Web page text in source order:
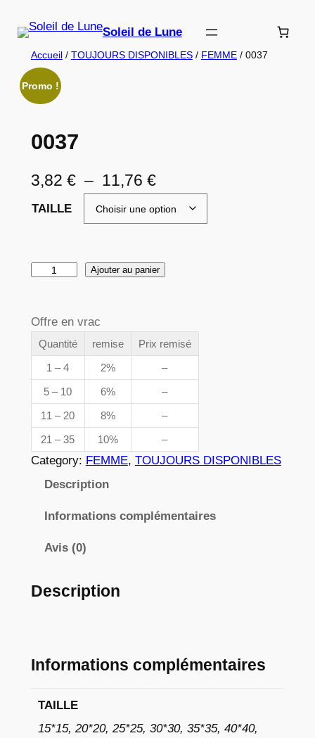
contenu
Soleil de Lune
Accueil/ TOUJOURS DISPONIBLES/ FEMME/ 0037
Promo !
0037
3,82 € – 11,76 €P
l
a
e
e
p
r
i
x
,
1
,
TAILLE
n
t
0
Ajouter au panier
Offre en vrac
Quantité remise
Prix remisé
1 – 4
2%
–
5 – 10
6%
–
11 – 20
8%
–
21 – 35
10% –
Category: FEMME, TOUJOURS DISPONIBLES
Description
Informations complémentaires
Avis (0)
Description
Informations complémentaires
TAILLE
15*15, 20*20, 25*25, 30*30, 35*35, 40*40,